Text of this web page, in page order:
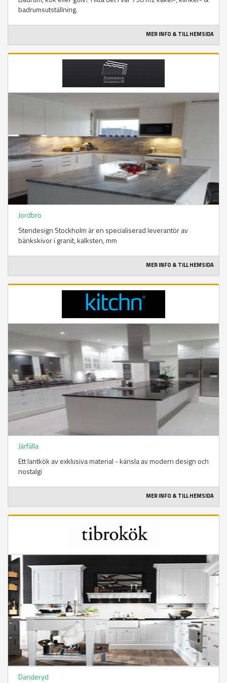
badrumsutställning.
MER INFO & TILL HEMSIDA
Jordbro
Stendesign Stockholm är en specialiserad leverantör av
bänkskivor i granit, kalksten, mm
MER INFO & TILL HEMSIDA
Järfälla
Ett lantkök av exklusiva material - känsla av modern design och
nostalgi
MER INFO & TILL HEMSIDA
Danderyd